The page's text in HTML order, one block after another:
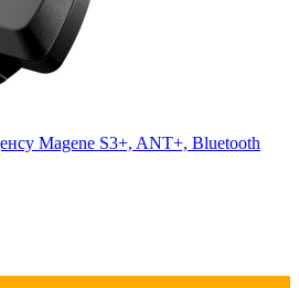
Magene S3+, ANT+, Bluetooth